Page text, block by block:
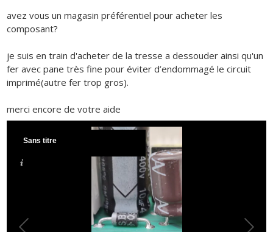
avez vous un magasin préférentiel pour acheter les
composant?
je suis en train d'acheter de la tresse a dessouder ainsi qu'un
fer avec pane très fine pour éviter d’endommagé le circuit
imprimé(autre fer trop gros).
merci encore de votre aide
Sans titre